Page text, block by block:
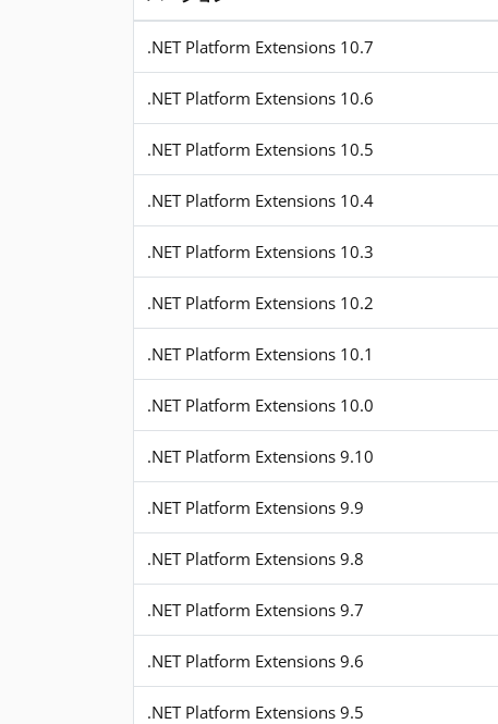
.NET Platform Extensions 10.7
.NET Platform Extensions 10.6
.NET Platform Extensions 10.5
.NET Platform Extensions 10.4
.NET Platform Extensions 10.3
.NET Platform Extensions 10.2
.NET Platform Extensions 10.1
.NET Platform Extensions 10.0
.NET Platform Extensions 9.10
.NET Platform Extensions 9.9
.NET Platform Extensions 9.8
.NET Platform Extensions 9.7
.NET Platform Extensions 9.6
.NET Platform Extensions 9.5